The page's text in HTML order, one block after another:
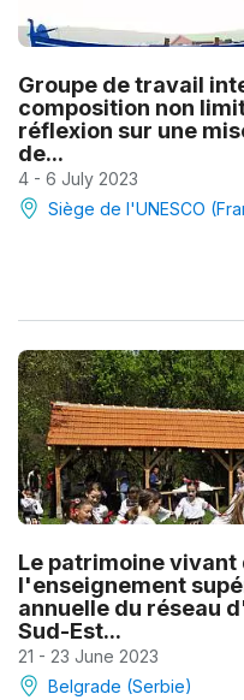
Groupe de travail
composition non
réflexion sur une
de...
4 - 6 July 2023
Siège de l'UNESCO
Le patrimoine vivant
l'enseignement
annuelle du réseau
Sud-Est...
21 - 23 June 2023
Belgrade (Serbie)